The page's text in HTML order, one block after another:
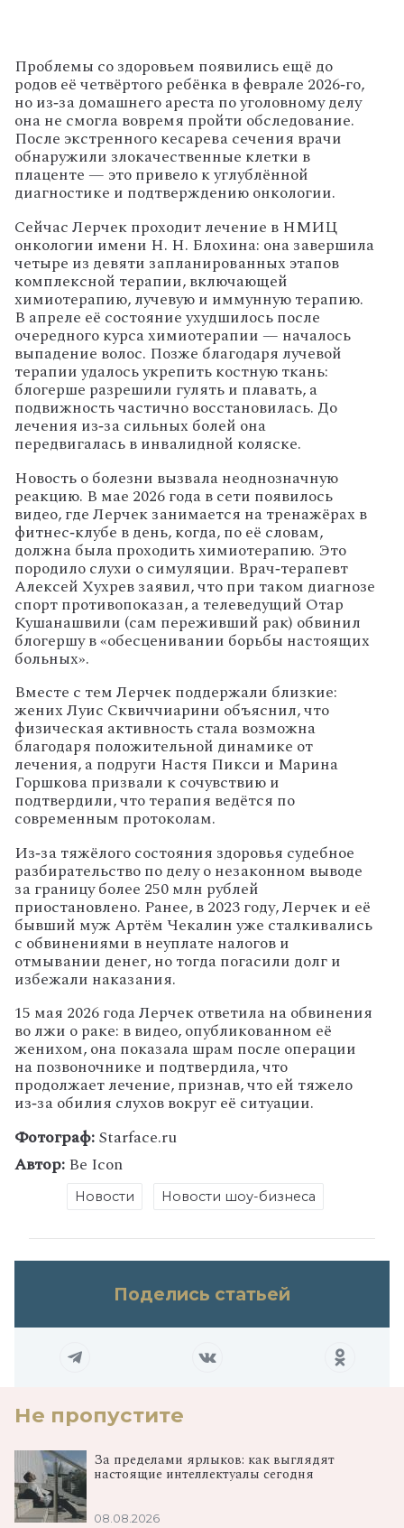
Проблемы со здоровьем появились ещё до
родов её четвёртого ребёнка в феврале 2026‑го,
но из‑за домашнего ареста по уголовному делу
она не смогла вовремя пройти обследование.
После экстренного кесарева сечения врачи
обнаружили злокачественные клетки в
плаценте — это привело к углублённой
диагностике и подтверждению онкологии.
Сейчас Лерчек проходит лечение в НМИЦ
онкологии имени Н. Н. Блохина: она завершила
четыре из девяти запланированных этапов
комплексной терапии, включающей
химиотерапию, лучевую и иммунную терапию.
В апреле её состояние ухудшилось после
очередного курса химиотерапии — началось
выпадение волос. Позже благодаря лучевой
терапии удалось укрепить костную ткань:
блогерше разрешили гулять и плавать, а
подвижность частично восстановилась. До
лечения из‑за сильных болей она
передвигалась в инвалидной коляске.
Новость о болезни вызвала неоднозначную
реакцию. В мае 2026 года в сети появилось
видео, где Лерчек занимается на тренажёрах в
фитнес‑клубе в день, когда, по её словам,
должна была проходить химиотерапию. Это
породило слухи о симуляции. Врач‑терапевт
Алексей Хухрев заявил, что при таком диагнозе
спорт противопоказан, а телеведущий Отар
Кушанашвили (сам переживший рак) обвинил
блогершу в «обесценивании борьбы настоящих
больных».
Вместе с тем Лерчек поддержали близкие:
жених Луис Сквиччиарини объяснил, что
физическая активность стала возможна
благодаря положительной динамике от
лечения, а подруги Настя Пикси и Марина
Горшкова призвали к сочувствию и
подтвердили, что терапия ведётся по
современным протоколам.
Из‑за тяжёлого состояния здоровья судебное
разбирательство по делу о незаконном выводе
за границу более 250 млн рублей
приостановлено. Ранее, в 2023 году, Лерчек и её
бывший муж Артём Чекалин уже сталкивались
с обвинениями в неуплате налогов и
отмывании денег, но тогда погасили долг и
избежали наказания.
15 мая 2026 года Лерчек ответила на обвинения
во лжи о раке: в видео, опубликованном её
женихом, она показала шрам после операции
на позвоночнике и подтвердила, что
продолжает лечение, признав, что ей тяжело
из‑за обилия слухов вокруг её ситуации.
Фотограф:Starface.ru
Автор:Be Icon
Новости Новости шоу-бизнеса
Поделись статьей
Не пропустите
За пределами ярлыков: как выглядят
настоящие интеллектуалы сегодня
08.08.2026